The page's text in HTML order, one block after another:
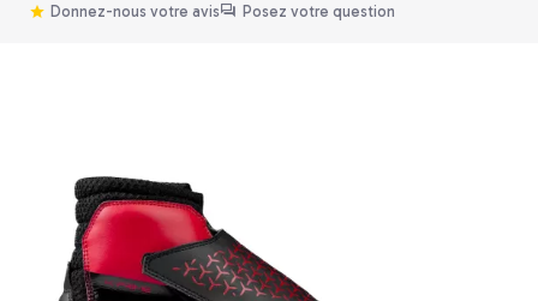
Donnez-nous votre avis Posez votre question